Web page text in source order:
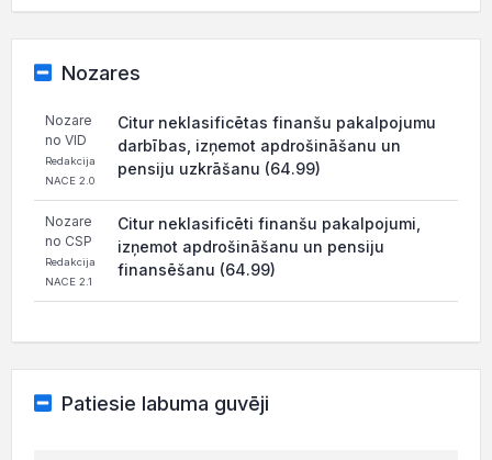
Nozares
Nozare
no VID
Redakcija
NACE 2.0
Citur neklasificētas finanšu pakalpojumu
darbības, izņemot apdrošināšanu un
pensiju uzkrāšanu (64.99)
Nozare
no CSP
Redakcija
NACE 2.1
Citur neklasificēti finanšu pakalpojumi,
izņemot apdrošināšanu un pensiju
finansēšanu (64.99)
Patiesie labuma guvēji